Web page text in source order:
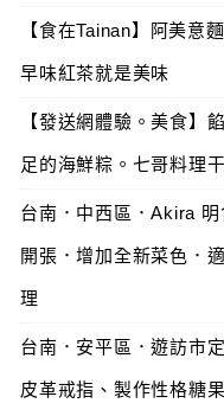
【食在Tainan】阿美意
早味紅茶就是美味
【發送網體驗。美食】
足的海鮮粽。七哥料理
台南．中西區．Akira
開張．增加全新菜色．
理
台南．安平區．遊訪市
皮革戒指、製作性格糖